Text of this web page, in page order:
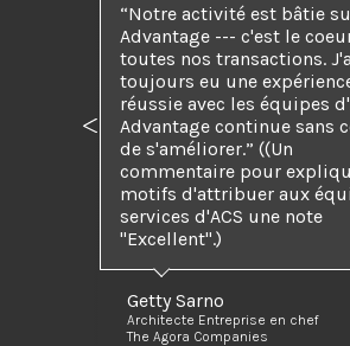
“Notre activité est bâtie
Advantage --- c'est le
toutes nos transactions.
toujours eu une
réussie avec les équipes
Advantage continue sans
de s'améliorer.” ((Un
commentaire pour
motifs d'attribuer aux
services d'ACS une note
"Excellent".)
Getty Sarno
Architecte Entreprise en chef
The Agora Companies
Précédent